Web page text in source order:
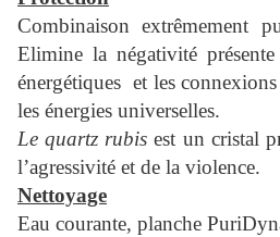
Combinaison extrêmement
Elimine la négativité
énergétiques et les
les énergies universelles.
Le quartz rubis est un cristal
l’agressivité et de la violence.
Nettoyage
Eau courante, planche